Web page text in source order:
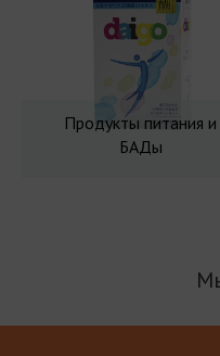
Продукты питания и
БАДы